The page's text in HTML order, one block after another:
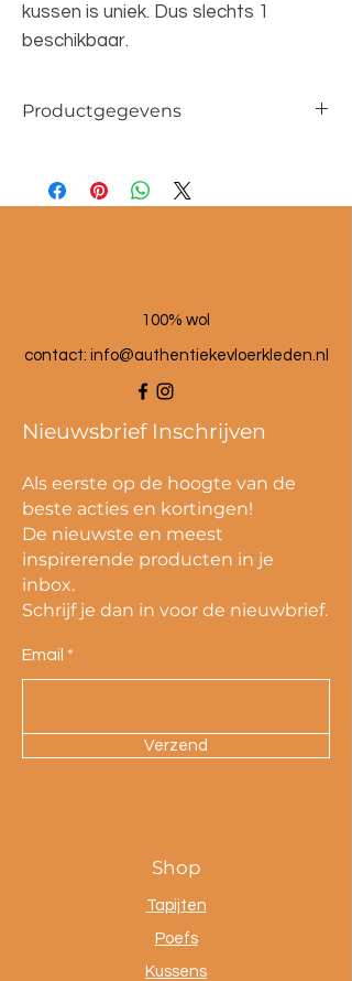
kussen is uniek. Dus slechts 1
beschikbaar.
Productgegevens
100% wol
contact: info@authentiekevloerkleden.nl
Nieuwsbrief Inschrijven
Als eerste op de hoogte van de
beste acties en kortingen!
De nieuwste en meest
inspirerende producten in je
inbox.
Schrijf je dan in voor de nieuwbrief.
Email
Verzend
Shop
Tapijten
Poefs
Kussens